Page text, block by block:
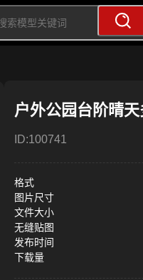
户外公园台阶晴
ID:100741
格式
图片尺寸
文件大小
无缝贴图
发布时间
下载量